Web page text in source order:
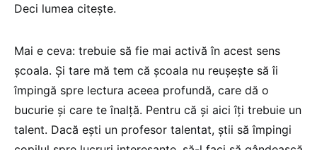
Deci lumea citește.
Mai e ceva: trebuie să fie mai activă în acest sens
școala. Și tare mă tem că școala nu reușește să îi
împingă spre lectura aceea profundă, care dă o
bucurie și care te înalță. Pentru că și aici îți trebuie un
talent. Dacă ești un profesor talentat, știi să împingi